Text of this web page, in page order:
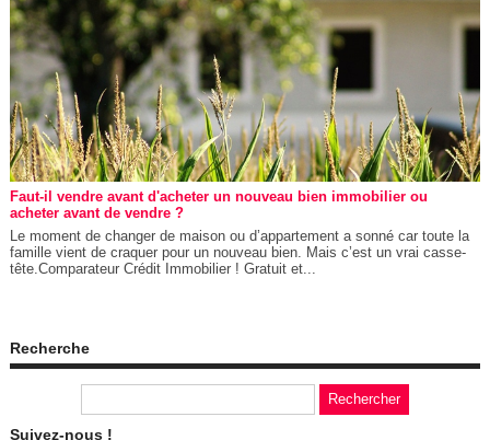
Faut-il vendre avant d'acheter un nouveau bien immobilier ou
acheter avant de vendre ?
Le moment de changer de maison ou d’appartement a sonné car toute la
famille vient de craquer pour un nouveau bien. Mais c’est un vrai casse-
tête.Comparateur Crédit Immobilier ! Gratuit et...
Recherche
Suivez-nous !